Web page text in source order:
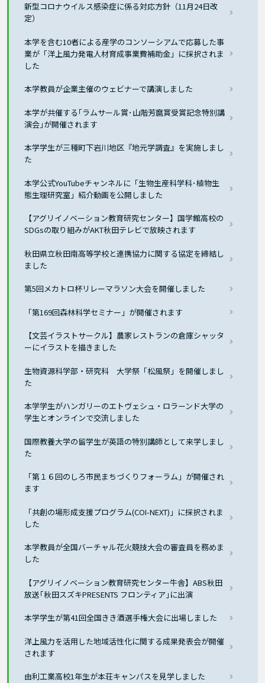
新型コロナウイルス感染症に係る対応方針（11月24日改
定）
本学を含む10者による産学のコンソーシアムで応募した事
業が「洋上風力発電人材育成事業費補助金」に採択されま
した
本学教員が企業主催のウェビナーで講演しました
本学が共催する｢ラムサール賞･山階芳麿賞受賞記念特別講
演会｣が開催されます
本学学生が三種町下岩川地区『地元学調査』を実施しまし
た
本学公式YouTubeチャンネルに「生物生産科学科･植物生
態生理研究室」紹介動画を公開しました
【アグリイノベーション教育研究センター】国学館高校の
SDGsの取り組みがAKT秋田テレビで放映されます
秋田県立秋田南高等学校と連携協力に関する協定を締結し
ました
第5回メカトロ杯リレーマラソン大会を開催しました
「第169回森林科学セミナー」が開催されます
【文芸イラストサークル】農家レストランの倉庫シャッタ
ーにイラストを描きました
生物資源科学部・研究科 大学祭「松風祭」を開催しまし
た
本学学生がハンガリーのエトヴェシュ・ロラーンド大学の
学生とオンラインで交流しました
国際教養大学の留学生が英語の特別講師として来学しまし
た
「第１６回のしろ市民まちづくりフォーラム」が開催され
ます
「共創の場形成支援プログラム(COI-NEXT)」に採択されま
した
本学教員が全国バーチャル花火競技大会の審査員を務めま
した
【アグリイノベーション教育研究センター牛舎】ABS秋田
放送｢秋田スズキPRESENTS フロンティア｣に出演
本学学生が第41回全国きき酒選手権大会に出場しました
洋上風力を活用した地域活性化に関する成果発表会が開催
されます
由利工業高校1年生が本荘キャンパスを見学しました